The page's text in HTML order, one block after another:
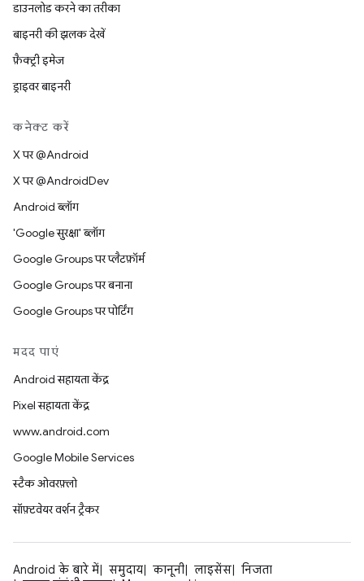
डाउनलोड करने का तरीका
बाइनरी की झलक देखें
फ़ैक्ट्री इमेज
ड्राइवर बाइनरी
कनेक्ट करें
X पर @Android
X पर @AndroidDev
Android ब्लॉग
'Google सुरक्षा' ब्लॉग
Google Groups पर प्लैटफ़ॉर्म
Google Groups पर बनाना
Google Groups पर पोर्टिंग
मदद पाएं
Android सहायता केंद्र
Pixel सहायता केंद्र
www.android.com
Google Mobile Services
स्टैक ओवरफ़्लो
सॉफ़्टवेयर वर्शन ट्रैकर
Android के बारे में समुदाय कानूनी लाइसेंस
निजता